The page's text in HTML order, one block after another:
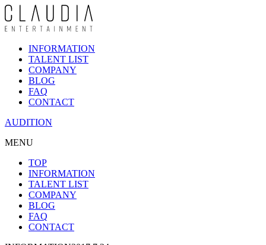
INFORMATION
TALENT LIST
COMPANY
BLOG
FAQ
CONTACT
AUDITION
MENU
TOP
INFORMATION
TALENT LIST
COMPANY
BLOG
FAQ
CONTACT